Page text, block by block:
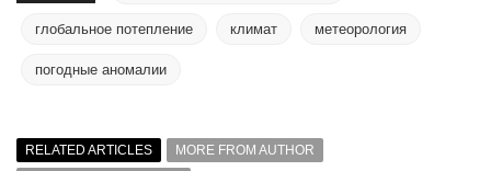
глобальное потепление климат метеорология
погодные аномалии
RELATED ARTICLES
MORE FROM AUTHOR